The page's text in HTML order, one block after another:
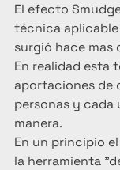
El efecto
técnica
surgió hace mas
En realidad esta
aportaciones de
personas y cada
manera.
En un principio
la herramienta